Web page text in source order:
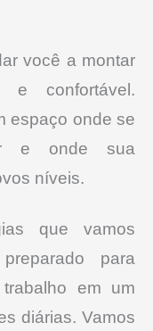
você a montar
e confortável.
espaço onde se
e onde sua
níveis.
que vamos
para
em um
diárias. Vamos